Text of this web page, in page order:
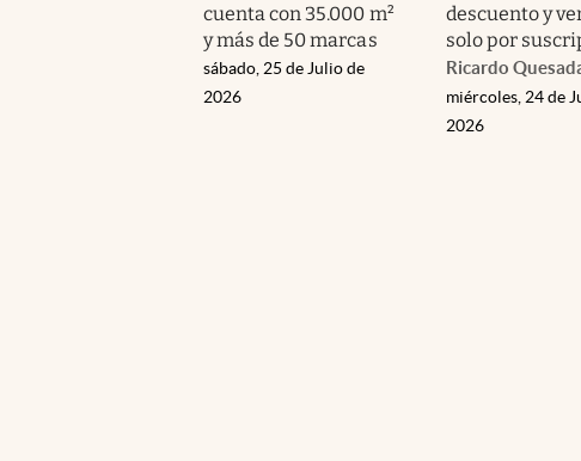
cuenta con 35.000 m²
y más de 50 marcas
sábado, 25 de Julio de
2026
descuento y
solo por
Ricardo
miércoles, 24 de
2026